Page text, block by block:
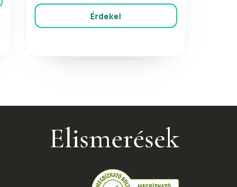
Érdekel
Elismerések